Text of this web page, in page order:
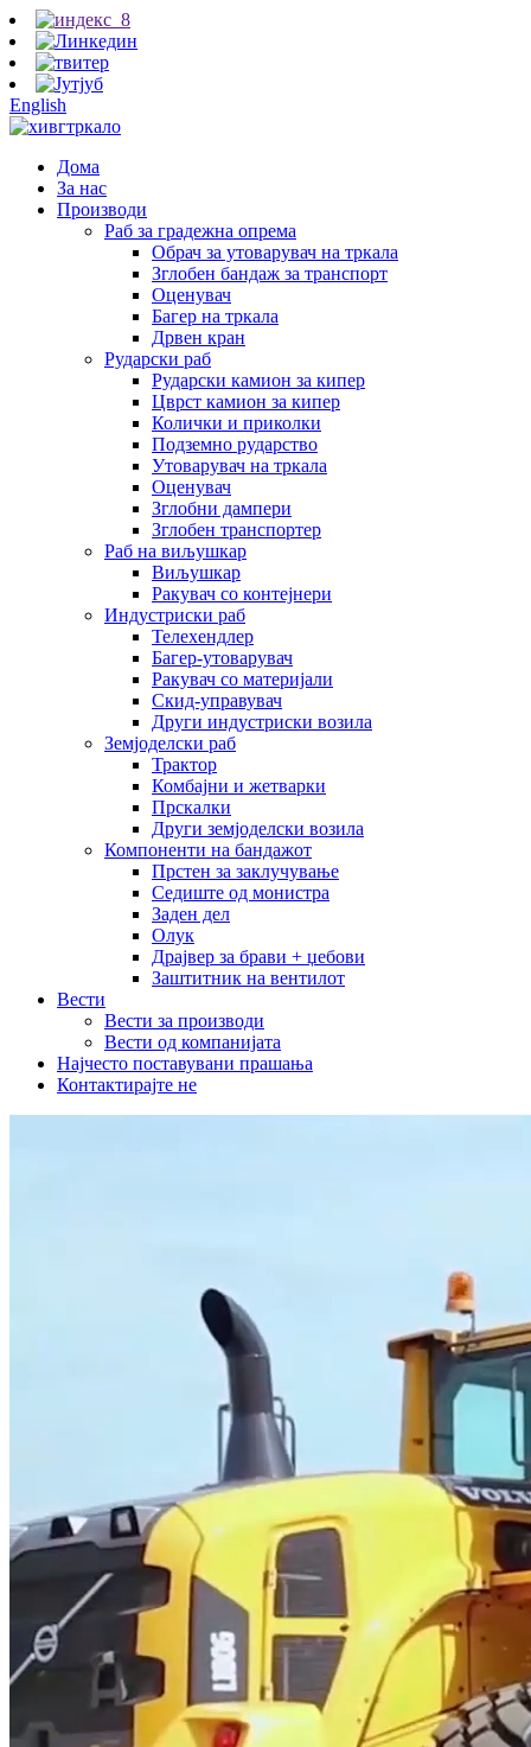
English
Дома
За нас
Производи
Раб за градежна опрема
Обрач за утоварувач на тркала
Зглобен бандаж за транспорт
Оценувач
Багер на тркала
Дрвен кран
Рударски раб
Рударски камион за кипер
Цврст камион за кипер
Колички и приколки
Подземно рударство
Утоварувач на тркала
Оценувач
Зглобни дампери
Зглобен транспортер
Раб на виљушкар
Виљушкар
Ракувач со контејнери
Индустриски раб
Телехендлер
Багер-утоварувач
Ракувач со материјали
Скид-управувач
Други индустриски возила
Земјоделски раб
Трактор
Комбајни и жетварки
Прскалки
Други земјоделски возила
Компоненти на бандажот
Прстен за заклучување
Седиште од монистра
Заден дел
Олук
Драјвер за брави + џебови
Заштитник на вентилот
Вести
Вести за производи
Вести од компанијата
Најчесто поставувани прашања
Контактирајте не